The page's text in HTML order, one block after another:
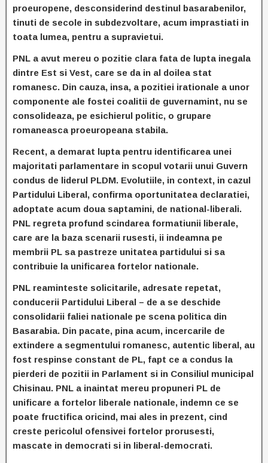
proeuropene, desconsiderind destinul basarabenilor,
tinuti de secole in subdezvoltare, acum imprastiati in
toata lumea, pentru a supravietui.
PNL a avut mereu o pozitie clara fata de lupta inegala
dintre Est si Vest, care se da in al doilea stat
romanesc. Din cauza, insa, a pozitiei irationale a unor
componente ale fostei coalitii de guvernamint, nu se
consolideaza, pe esichierul politic, o grupare
romaneasca proeuropeana stabila.
Recent, a demarat lupta pentru identificarea unei
majoritati parlamentare in scopul votarii unui Guvern
condus de liderul PLDM. Evolutiile, in context, in cazul
Partidului Liberal, confirma oportunitatea declaratiei,
adoptate acum doua saptamini, de national-liberali.
PNL regreta profund scindarea formatiunii liberale,
care are la baza scenarii rusesti, ii indeamna pe
membrii PL sa pastreze unitatea partidului si sa
contribuie la unificarea fortelor nationale.
PNL reaminteste solicitarile, adresate repetat,
conducerii Partidului Liberal – de a se deschide
consolidarii faliei nationale pe scena politica din
Basarabia. Din pacate, pina acum, incercarile de
extindere a segmentului romanesc, autentic liberal, au
fost respinse constant de PL, fapt ce a condus la
pierderi de pozitii in Parlament si in Consiliul municipal
Chisinau. PNL a inaintat mereu propuneri PL de
unificare a fortelor liberale nationale, indemn ce se
poate fructifica oricind, mai ales in prezent, cind
creste pericolul ofensivei fortelor prorusesti,
mascate in democrati si in liberal-democrati.